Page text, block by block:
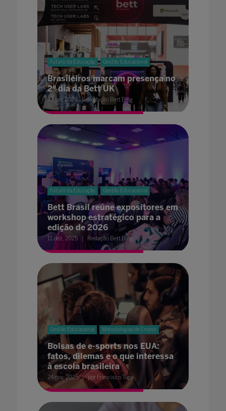
Futuro da Educação Gestão Educacional
Brasileiros marcam presença no
2º dia da Bett UK
23 jan. 2026 Redação Bett Blog
Futuro da Educação Gestão Educacional
Bett Brasil reúne expositores em
workshop estratégico para a
edição de 2026
11 dez. 2025 Redação Bett Blog
Gestão Educacional Metodologias de Ensino
Bolsas de e-sports nos EUA:
fatos, dilemas e o que interessa
à escola brasileira
24 nov. 2025 por Francisco Tupy